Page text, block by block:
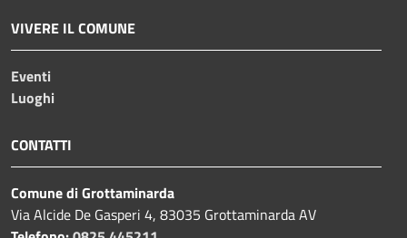
VIVERE IL COMUNE
Eventi
Luoghi
CONTATTI
Comune di Grottaminarda
Via Alcide De Gasperi 4, 83035 Grottaminarda AV